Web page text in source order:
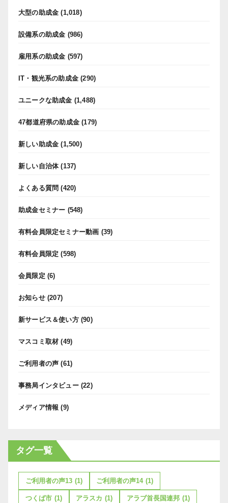
大型の助成金 (1,018)
設備系の助成金 (986)
雇用系の助成金 (597)
IT・観光系の助成金 (290)
ユニークな助成金 (1,488)
47都道府県の助成金 (179)
新しい助成金 (1,500)
新しい自治体(137)
よくある質問 (420)
助成金セミナー (548)
有料会員限定セミナー動画 (39)
有料会員限定 (598)
会員限定 (6)
お知らせ(207)
新サービス＆使い方(90)
マスコミ取材 (49)
ご利用者の声 (61)
事務局インタビュー(22)
メディア情報 (9)
タグ一覧
ご利用者の声13 (1) ご利用者の声14 (1)
つくば市 (1) アラスカ (1) アラブ首長国連邦 (1)